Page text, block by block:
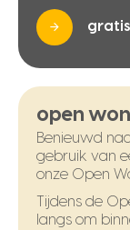
open
Benieuwd
gebruik van
onze Open
Tijdens de
langs om